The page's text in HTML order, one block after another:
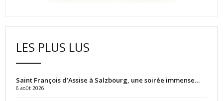
LES PLUS LUS
Saint François d’Assise à Salzbourg, une soirée immense…
6 août 2026